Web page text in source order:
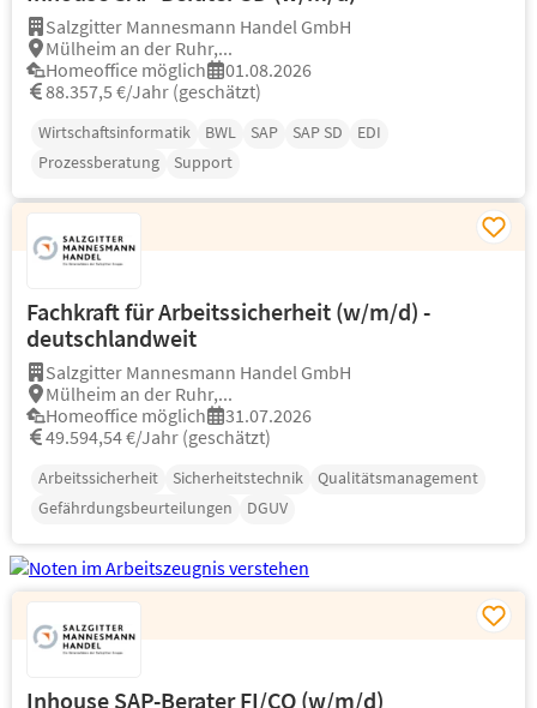
Salzgitter Mannesmann Handel GmbH
Mülheim an der Ruhr,...
Homeoffice möglich
01.08.2026
88.357,5 €/Jahr (geschätzt)
Wirtschaftsinformatik BWL SAP SAP SD
EDI
Prozessberatung
Support
Fachkraft für Arbeitssicherheit (w/m/d) -
deutschlandweit
Salzgitter Mannesmann Handel GmbH
Mülheim an der Ruhr,...
Homeoffice möglich
31.07.2026
49.594,54 €/Jahr (geschätzt)
Arbeitssicherheit Sicherheitstechnik
Qualitätsmanagement
Gefährdungsbeurteilungen
DGUV
Inhouse SAP-Berater FI/CO (w/m/d)